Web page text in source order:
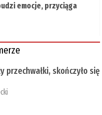
emocje, przyciąga
przechwałki, skończyło się